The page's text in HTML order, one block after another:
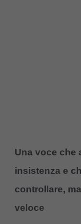
Una voce che
insistenza e
controllare,
veloce